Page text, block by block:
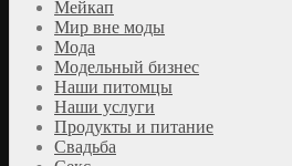
Мейкап
Мир вне моды
Мода
Модельный бизнес
Наши питомцы
Наши услуги
Продукты и питание
Свадьба